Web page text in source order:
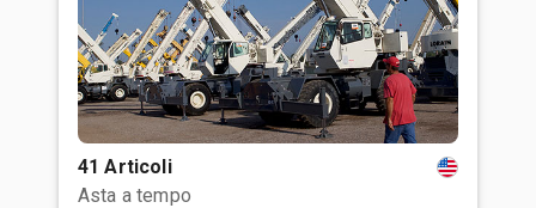
41 Articoli
Asta a tempo